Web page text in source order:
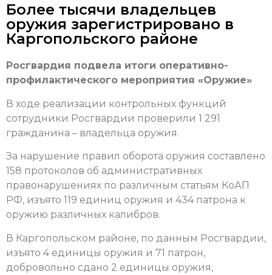
Более тысячи владельцев
оружия зарегистрировано в
Каргопольского районе
Росгвардия подвела итоги оперативно-
профилактического мероприятия «Оружие»
В ходе реализации контрольных функций
сотрудники Росгвардии проверили 1 291
гражданина – владельца оружия.
За нарушение правил оборота оружия составлено
158 протоколов об административных
правонарушениях по различным статьям КоАП
РФ, изъято 119 единиц оружия и 434 патрона к
оружию различных калибров.
В Каргопольском районе, по данным Росгвардии,
изъято 4 единицы оружия и 71 патрон,
добровольно сдано 2 единицы оружия,